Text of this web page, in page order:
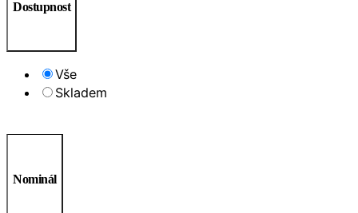
Dostupnost
Vše
Skladem
Nominál